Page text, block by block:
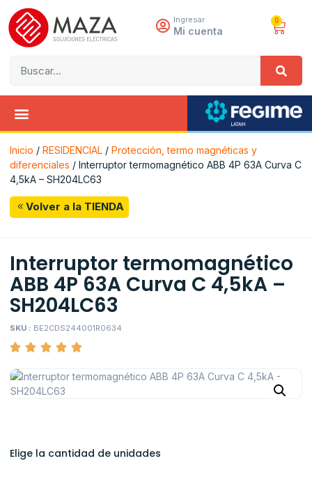
Ingresar
Mi cuenta
0
Inicio / RESIDENCIAL / Protección, termo magnéticas y
diferenciales / Interruptor termomagnético ABB 4P 63A Curva C
4,5kA – SH204LC63
Volver a la TIENDA
Interruptor termomagnético
ABB 4P 63A Curva C 4,5kA –
SH204LC63
SKU : BE2CDS244001R0634
Elige la cantidad de unidades